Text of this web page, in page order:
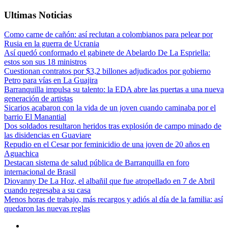
Ultimas Noticias
Como carne de cañón: así reclutan a colombianos para pelear por
Rusia en la guerra de Ucrania
Así quedó conformado el gabinete de Abelardo De La Espriella:
estos son sus 18 ministros
Cuestionan contratos por $3,2 billones adjudicados por gobierno
Petro para vías en La Guajira
Barranquilla impulsa su talento: la EDA abre las puertas a una nueva
generación de artistas
Sicarios acabaron con la vida de un joven cuando caminaba por el
barrio El Manantial
Dos soldados resultaron heridos tras explosión de campo minado de
las disidencias en Guaviare
Repudio en el Cesar por feminicidio de una joven de 20 años en
Aguachica
Destacan sistema de salud pública de Barranquilla en foro
internacional de Brasil
Diovanny De La Hoz, el albañil que fue atropellado en 7 de Abril
cuando regresaba a su casa
Menos horas de trabajo, más recargos y adiós al día de la familia: así
quedaron las nuevas reglas